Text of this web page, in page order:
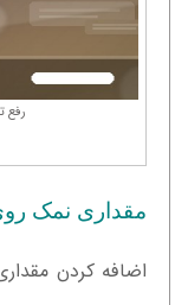
رفع
مقداری نمک
اضافه کردن